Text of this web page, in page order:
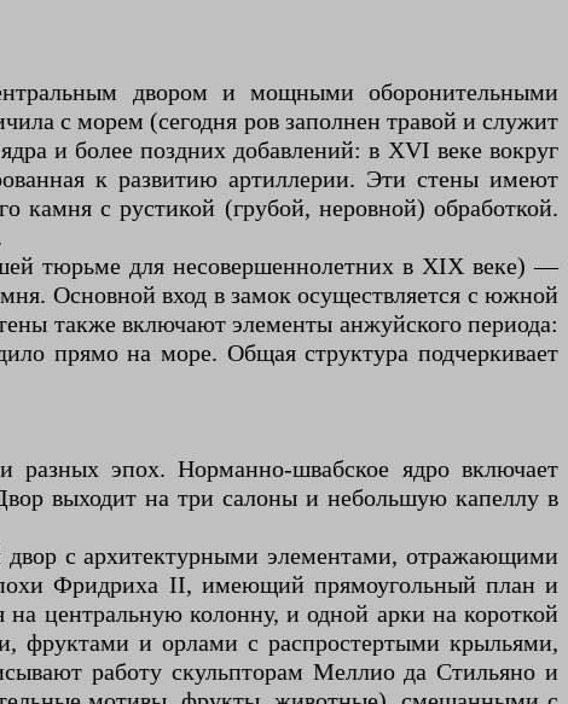
двором и мощными оборонительными
с морем (сегодня ров заполнен травой и служит
и более поздних добавлений: в XVI веке вокруг
к развитию артиллерии. Эти стены имеют
камня с рустикой (грубой, неровной) обработкой.
тюрьме для несовершеннолетних в XIX веке) —
Основной вход в замок осуществляется с южной
также включают элементы анжуйского периода:
прямо на море. Общая структура подчеркивает
эпох. Норманно-швабское ядро включает
выходит на три салоны и небольшую капеллу в
с архитектурными элементами, отражающими
Фридриха II, имеющий прямоугольный план и
центральную колонну, и одной арки на короткой
фруктами и орлами с распростертыми крыльями,
работу скульпторам Меллио да Стильяно и